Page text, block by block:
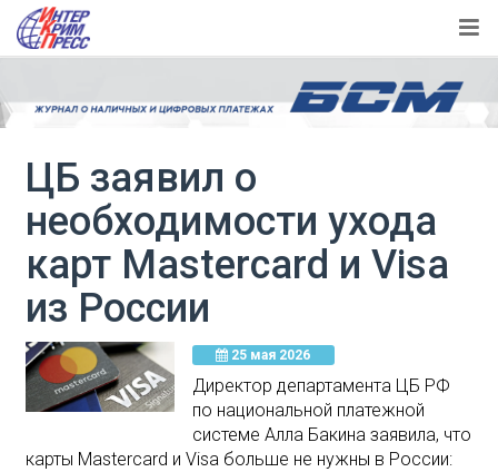
ЦБ заявил о
необходимости ухода
карт Mastercard и Visa
из России
25 мая 2026
Директор департамента ЦБ РФ
по национальной платежной
системе Алла Бакина заявила, что
карты Mastercard и Visa больше не нужны в России: